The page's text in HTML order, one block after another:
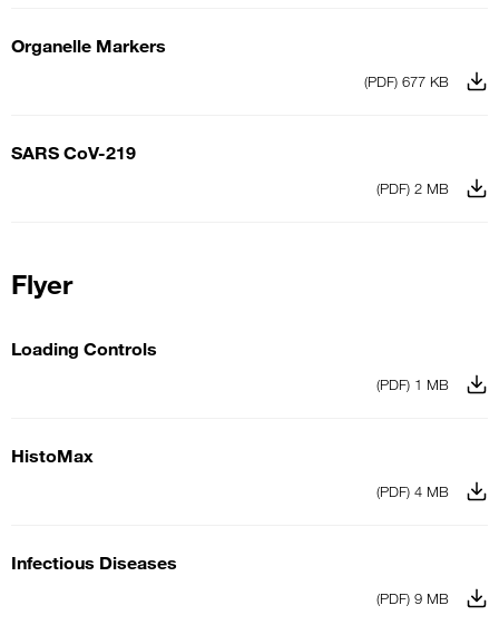
Organelle Markers
(PDF) 677 KB
SARS CoV-219
(PDF) 2 MB
Flyer
Loading Controls
(PDF) 1 MB
HistoMax
(PDF) 4 MB
Infectious Diseases
(PDF) 9 MB